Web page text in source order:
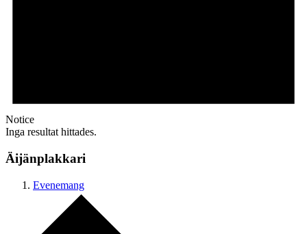
Notice
Inga resultat hittades.
Äijänplakkari
Evenemang